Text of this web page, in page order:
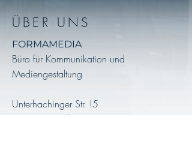
ÜBER UNS
FORMAMEDIA
Büro für Kommunikation und
Mediengestaltung
Unterhachinger Str. !5
81737 München